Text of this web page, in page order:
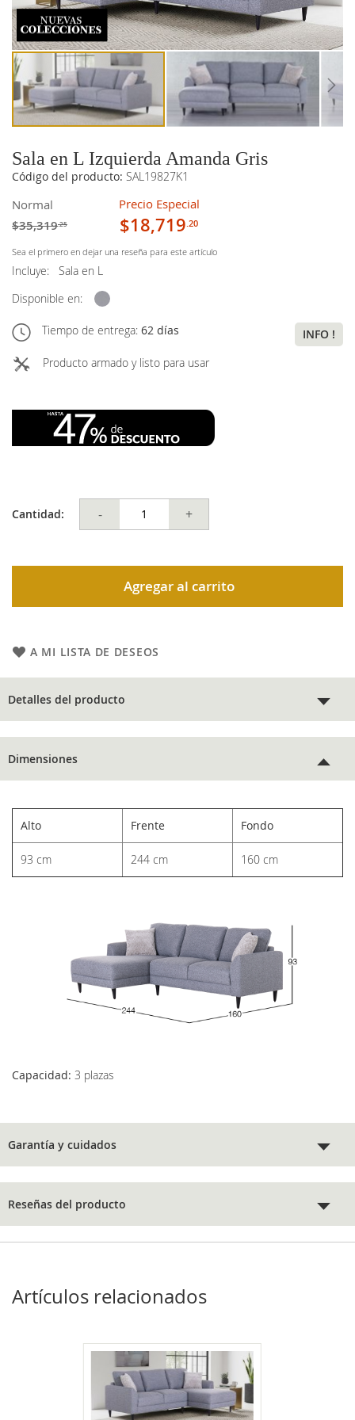
Sala en L Izquierda Amanda Gris
Código del producto: SAL19827K1
Normal
$35,319.25
Precio Especial
$18,719.20
Sea el primero en dejar una reseña para este artículo
Incluye:
Sala en L
Disponible en:
Tiempo de entrega: 62 días
INFO !
Producto armado y listo para usar
Cantidad: - +
Agregar al carrito
A MI LISTA DE DESEOS
Detalles del producto
Dimensiones
Alto Frente Fondo
93 cm 244 cm 160 cm
Capacidad: 3 plazas
Garantía y cuidados
Reseñas del producto
imágenes
imágenes
Artículos relacionados